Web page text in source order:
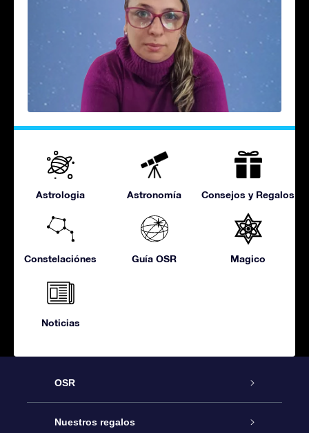
Astrologia Astronomía Consejos y Regalos
Constelaciónes Guía OSR Magico
Noticias
OSR
Atención
Nuestros regalos